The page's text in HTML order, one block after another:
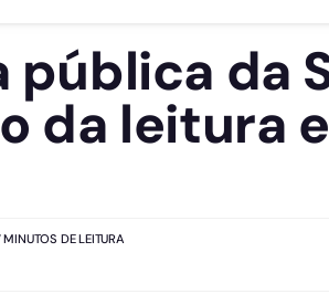
pública da
da leitura
MINUTOS DE LEITURA